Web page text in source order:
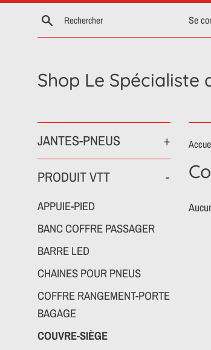
Passer
Recherche Se
Shop Le Spécialiste
JANTES-PNEUS
+
PRODUIT VTT
-
APPUIE-PIED
BANC COFFRE PASSAGER
BARRE LED
CHAINES POUR PNEUS
COFFRE RANGEMENT-PORTE
BAGAGE
COUVRE-SIÈGE